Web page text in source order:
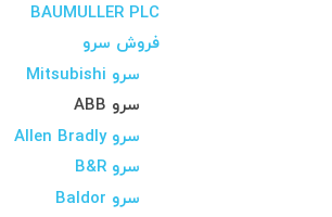
BAUMULLER PLC
فروش سرو
سرو Mitsubishi
سرو ABB
سرو Allen Bradly
سرو B&R
سرو Baldor